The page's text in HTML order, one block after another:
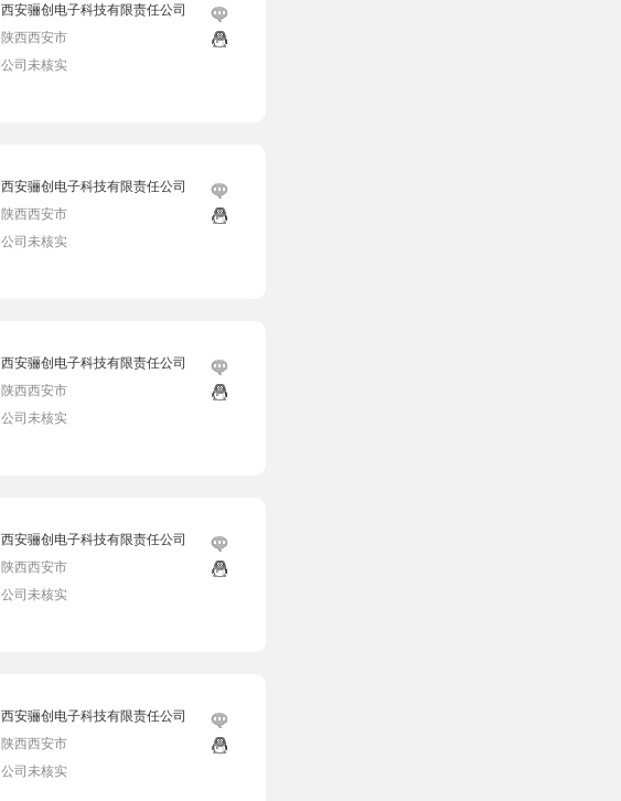
西安骊创电子科技有限责任公司
陕西西安市
公司未核实
西安骊创电子科技有限责任公司
陕西西安市
公司未核实
西安骊创电子科技有限责任公司
陕西西安市
公司未核实
西安骊创电子科技有限责任公司
陕西西安市
公司未核实
西安骊创电子科技有限责任公司
陕西西安市
公司未核实